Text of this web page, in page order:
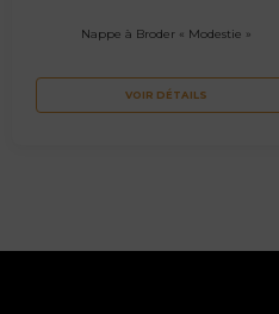
Nappe à Broder « Modestie »
VOIR DÉTAILS